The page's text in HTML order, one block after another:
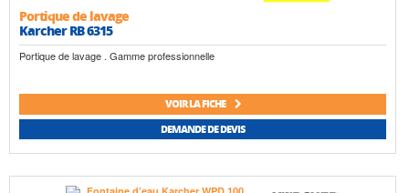
Portique de lavage
Karcher RB 6315
Portique de lavage . Gamme professionnelle
VOIR LA FICHE
DEMANDE DE DEVIS